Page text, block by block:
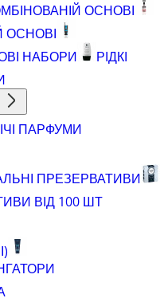
ОСНОВІ
ОСНОВІ
НАБОРИ
РІДКІ
ПАРФУМИ
ПРЕЗЕРВАТИВИ
ВІД 100 ШТ